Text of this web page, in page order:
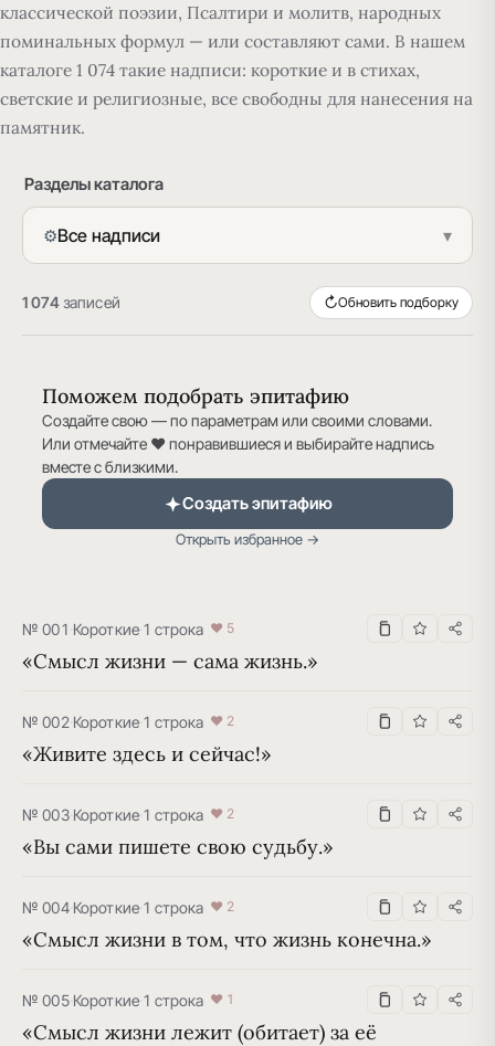
классической поэзии, Псалтири и молитв, народных
поминальных формул — или составляют сами. В нашем
каталоге 1 074 такие надписи: короткие и в стихах,
светские и религиозные, все свободны для нанесения на
памятник.
Разделы каталога
⚙Все надписи ▾
1 074записей ↻Обновить подборку
Поможем подобрать эпитафию
Создайте свою — по параметрам или своими словами.
Или отмечайте ♥ понравившиеся и выбирайте надпись
вместе с близкими.
Создать эпитафию
Открыть избранное →
№ 001·Короткие·1 строка ♥ 5
«Смысл жизни — сама жизнь.»
№ 002·Короткие·1 строка ♥ 2
«Живите здесь и сейчас!»
№ 003·Короткие·1 строка ♥ 2
«Вы сами пишете свою судьбу.»
№ 004·Короткие·1 строка ♥ 2
«Смысл жизни в том, что жизнь конечна.»
№ 005·Короткие·1 строка ♥ 1
«Смысл жизни лежит (обитает) за её